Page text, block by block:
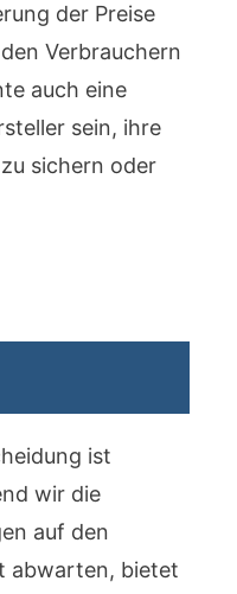
der Preise
Verbrauchern
auch eine
sein, ihre
sichern oder
ist
wir die
auf den
abwarten, bietet